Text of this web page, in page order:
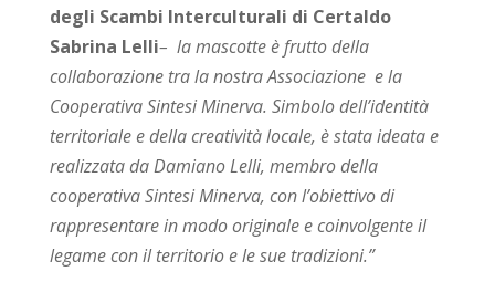
degli Scambi Interculturali di Certaldo
Sabrina Lelli– la mascotte è frutto della
collaborazione tra la nostra Associazione e la
Cooperativa Sintesi Minerva. Simbolo dell’identità
territoriale e della creatività locale, è stata ideata e
realizzata da Damiano Lelli, membro della
cooperativa Sintesi Minerva, con l’obiettivo di
rappresentare in modo originale e coinvolgente il
legame con il territorio e le sue tradizioni.”